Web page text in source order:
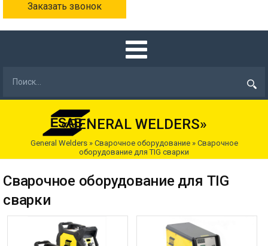
Заказать звонок
«GENERAL WELDERS»
General Welders» Сварочное оборудование» Сварочное
оборудование для TIG сварки
Сварочное оборудование для TIG
сварки